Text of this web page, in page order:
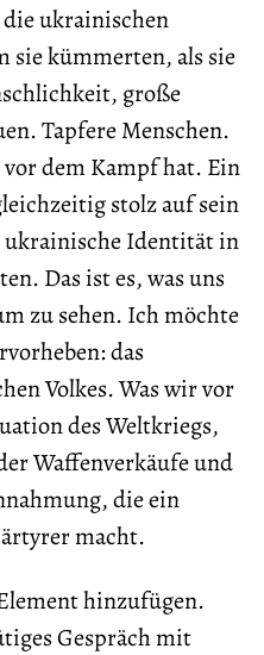
ukrainischen
sie kümmerten, als sie
große
Tapfere Menschen.
dem Kampf hat. Ein
stolz auf sein
ukrainische Identität in
Das ist es, was uns
zu sehen. Ich möchte
das
Volkes. Was wir vor
des Weltkriegs,
Waffenverkäufe und
die ein
macht.
hinzufügen.
Gespräch mit